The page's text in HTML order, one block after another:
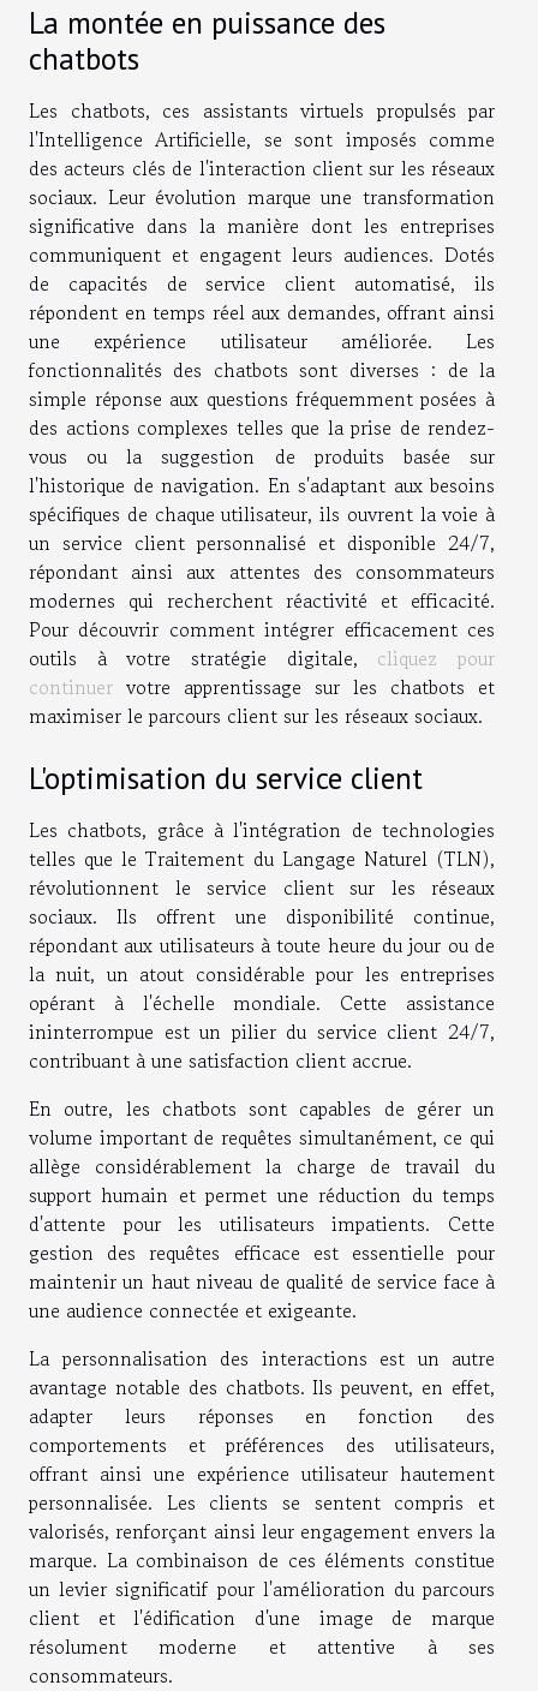
La montée en puissance des
chatbots
Les chatbots, ces assistants virtuels propulsés par
l'Intelligence Artificielle, se sont imposés comme
des acteurs clés de l'interaction client sur les réseaux
sociaux. Leur évolution marque une transformation
significative dans la manière dont les entreprises
communiquent et engagent leurs audiences. Dotés
de capacités de service client automatisé, ils
répondent en temps réel aux demandes, offrant ainsi
une expérience utilisateur améliorée. Les
fonctionnalités des chatbots sont diverses : de la
simple réponse aux questions fréquemment posées à
des actions complexes telles que la prise de rendez-
vous ou la suggestion de produits basée sur
l'historique de navigation. En s'adaptant aux besoins
spécifiques de chaque utilisateur, ils ouvrent la voie à
un service client personnalisé et disponible 24/7,
répondant ainsi aux attentes des consommateurs
modernes qui recherchent réactivité et efficacité.
Pour découvrir comment intégrer efficacement ces
outils à votre stratégie digitale, cliquez pour
continuer votre apprentissage sur les chatbots et
maximiser le parcours client sur les réseaux sociaux.
L'optimisation du service client
Les chatbots, grâce à l'intégration de technologies
telles que le Traitement du Langage Naturel (TLN),
révolutionnent le service client sur les réseaux
sociaux. Ils offrent une disponibilité continue,
répondant aux utilisateurs à toute heure du jour ou de
la nuit, un atout considérable pour les entreprises
opérant à l'échelle mondiale. Cette assistance
ininterrompue est un pilier du service client 24/7,
contribuant à une satisfaction client accrue.
En outre, les chatbots sont capables de gérer un
volume important de requêtes simultanément, ce qui
allège considérablement la charge de travail du
support humain et permet une réduction du temps
d'attente pour les utilisateurs impatients. Cette
gestion des requêtes efficace est essentielle pour
maintenir un haut niveau de qualité de service face à
une audience connectée et exigeante.
La personnalisation des interactions est un autre
avantage notable des chatbots. Ils peuvent, en effet,
adapter leurs réponses en fonction des
comportements et préférences des utilisateurs,
offrant ainsi une expérience utilisateur hautement
personnalisée. Les clients se sentent compris et
valorisés, renforçant ainsi leur engagement envers la
marque. La combinaison de ces éléments constitue
un levier significatif pour l'amélioration du parcours
client et l'édification d'une image de marque
résolument moderne et attentive à ses
consommateurs.